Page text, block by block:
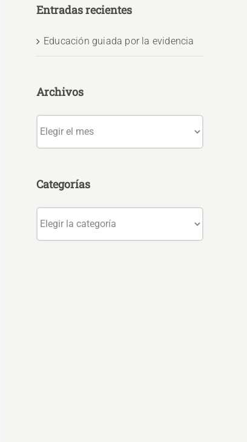
Entradas recientes
Educación guiada por la evidencia
Archivos
Categorías